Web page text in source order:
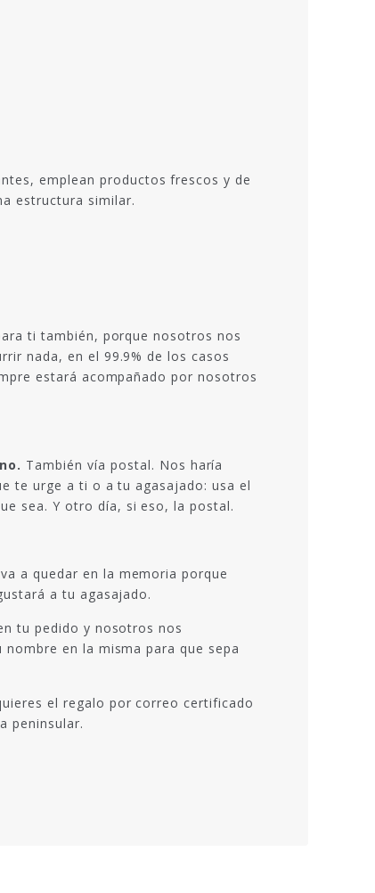
emplean productos frescos y de
estructura similar.
ti también, porque nosotros nos
nada, en el 99.9% de los casos
estará acompañado por nosotros
También vía postal. Nos haría
te urge a ti o a tu agasajado: usa el
sea. Y otro día, si eso, la postal.
a quedar en la memoria porque
a tu agasajado.
tu pedido y nosotros nos
en la misma para que sepa
el regalo por correo certificado
peninsular.